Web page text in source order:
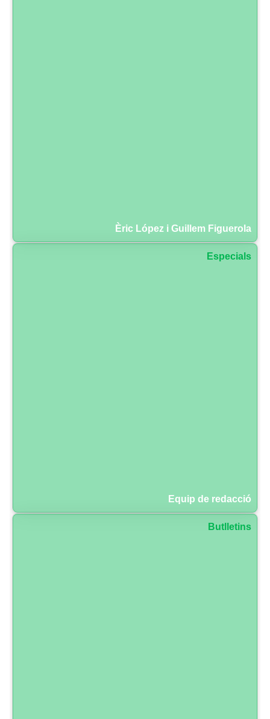
Èric López i Guillem Figuerola
Especials
Equip de redacció
Butlletins